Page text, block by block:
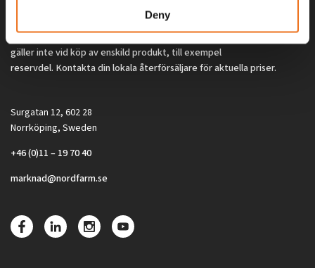
Deny
Alla priser på tillbehör och tillval gäller vid köp av ny maskin. Priserna
gäller inte vid köp av enskild produkt, till exempel
reservdel. Kontakta din lokala återförsäljare för aktuella priser.
Surgatan 12, 602 28
Norrköping, Sweden
+46 (0)11 – 19 70 40
marknad@nordfarm.se